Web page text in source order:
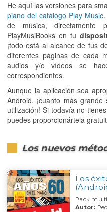
He aquí las versiones para
piano del catálogo Play Music
de música, directamente
PlayMusiBooks en tu
¡todo está al alcance de tus
diferentes páginas de cada
audios y/o vídeos se
correspondientes.
Aunque la aplicación sea
Android, ¡cuanto más
utilización! Si todavía no
puedes proporcionártela
Los nuevos
Los
Pack
Autor: